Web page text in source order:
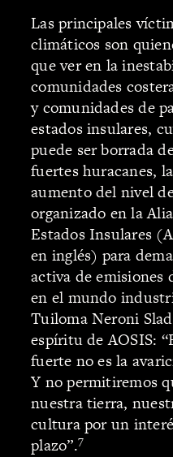
Las principales
climáticos son
que ver en la
comunidades
y comunidades de
estados insulares,
puede ser borrada
fuertes huracanes,
aumento del nivel
organizado en la
Estados Insulares
en inglés) para
activa de emisiones
en el mundo
Tuiloma Neroni
espíritu de AOSIS:
fuerte no es la
Y no permitiremos
nuestra tierra,
cultura por un
plazo”.7